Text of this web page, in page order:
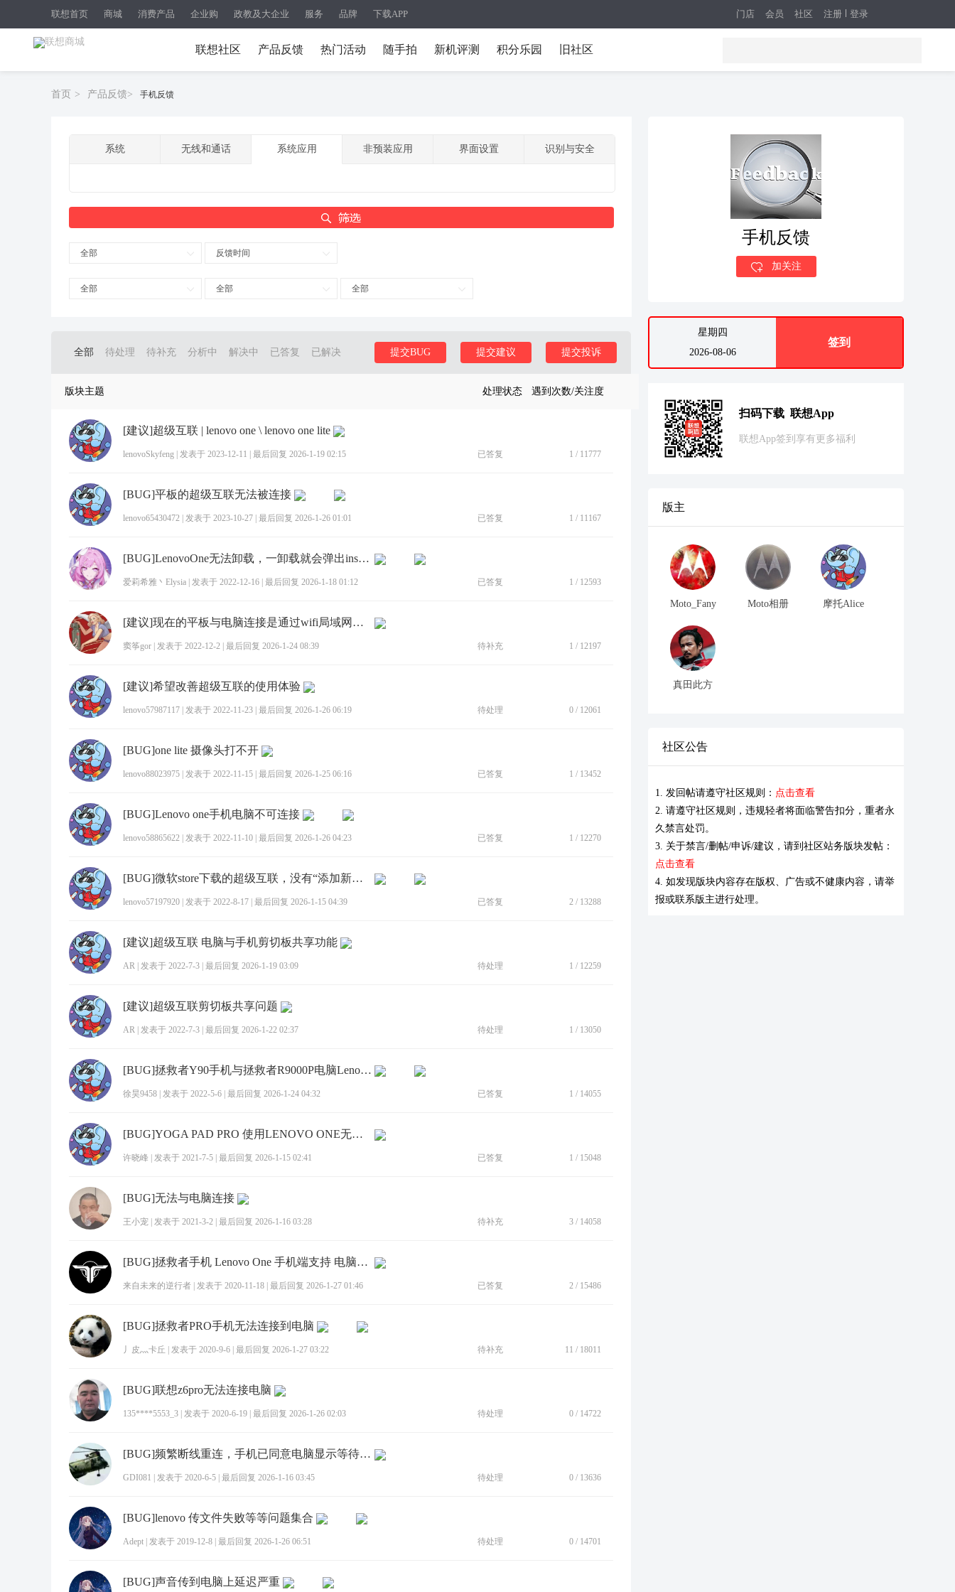
联想首页 商城 消费产品 企业购 政教及大企业 服务 品牌 下载APP 注册 登录
门店 会员 社区
联想社区 产品反馈 热门活动 随手拍 新机评测 积分乐园 旧社区
首页 > 产品反馈> 手机反馈
系统 无线和通话 系统应用 非预装应用 界面设置 识别与安全
全部 反馈时间
全部 全部 全部
全部 待处理 待补充 分析中 解决中 已答复 已解决 提交投诉
提交建议
提交BUG
版块主题 处理状态 遇到次数/关注度
[建议]超级互联 | lenovo one \ lenovo one lite
lenovoSkyfeng 发表于 2023-12-11 最后回复 2026-1-19 02:15 已答复 1 / 11777
[BUG]平板的超级互联无法被连接
lenovo65430472 发表于 2023-10-27 最后回复 2026-1-26 01:01 已答复 1 / 11167
[BUG]LenovoOne无法卸载，一卸载就会弹出installers is not exist
爱莉希雅丶Elysia 发表于 2022-12-16 最后回复 2026-1-18 01:12 已答复 1 / 12593
[建议]现在的平板与电脑连接是通过wifi局域网，延迟较大，建议...
窦筝gor 发表于 2022-12-2 最后回复 2026-1-24 08:39 待补充 1 / 12197
[建议]希望改善超级互联的使用体验
lenovo57987117 发表于 2022-11-23 最后回复 2026-1-26 06:19 待处理 0 / 12061
[BUG]one lite 摄像头打不开
lenovo88023975 发表于 2022-11-15 最后回复 2026-1-25 06:16 已答复 1 / 13452
[BUG]Lenovo one手机电脑不可连接
lenovo58865622 发表于 2022-11-10 最后回复 2026-1-26 04:23 已答复 1 / 12270
[BUG]微软store下载的超级互联，没有“添加新设备”功能
lenovo57197920 发表于 2022-8-17 最后回复 2026-1-15 04:39 已答复 2 / 13288
[建议]超级互联 电脑与手机剪切板共享功能
AR 发表于 2022-7-3 最后回复 2026-1-19 03:09 待处理 1 / 12259
[建议]超级互联剪切板共享问题
AR 发表于 2022-7-3 最后回复 2026-1-22 02:37 待处理 1 / 13050
[BUG]拯救者Y90手机与拯救者R9000P电脑Lenovo One无法互联互通
徐昊9458 发表于 2022-5-6 最后回复 2026-1-24 04:32 已答复 1 / 14055
[BUG]YOGA PAD PRO 使用LENOVO ONE无法传输文件
许晓峰 发表于 2021-7-5 最后回复 2026-1-15 02:41 已答复 1 / 15048
[BUG]无法与电脑连接
王小宠 发表于 2021-3-2 最后回复 2026-1-16 03:28 待补充 3 / 14058
[BUG]拯救者手机 Lenovo One 手机端支持 电脑端却不支持！
来自未来的逆行者 发表于 2020-11-18 最后回复 2026-1-27 01:46 已答复 2 / 15486
[BUG]拯救者PRO手机无法连接到电脑
丿皮灬卡丘 发表于 2020-9-6 最后回复 2026-1-27 03:22 待补充 11 / 18011
[BUG]联想z6pro无法连接电脑
135****5553_3 发表于 2020-6-19 最后回复 2026-1-26 02:03 待处理 0 / 14722
[BUG]频繁断线重连，手机已同意电脑显示等待对方接受
GDI081 发表于 2020-6-5 最后回复 2026-1-16 03:45 待处理 0 / 13636
[BUG]lenovo 传文件失败等等问题集合
Adept 发表于 2019-12-8 最后回复 2026-1-26 06:51 待处理 0 / 14701
[BUG]声音传到电脑上延迟严重
手机反馈
加关注
星期四
2026-08-06
签到
扫码下载 联想App
联想App签到享有更多福利
版主
Moto_Fany Moto相册 摩托Alice
真田此方
社区公告
1. 发回帖请遵守社区规则： 点击查看
2. 请遵守社区规则，违规轻者将面临警告扣分，重者永
久禁言处罚。
3. 关于禁言/删帖/申诉/建议，请到社区站务版块发帖：
点击查看
4. 如发现版块内容存在版权、广告或不健康内容，请举
报或联系版主进行处理。